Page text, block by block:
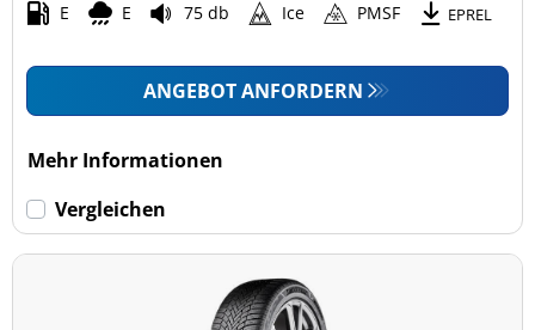
E E 75 db Ice PMSF EPREL
ANGEBOT ANFORDERN
Mehr Informationen
Vergleichen